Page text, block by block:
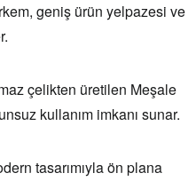
geniş ürün yelpazesi ve
çelikten üretilen Meşale
kullanım imkanı sunar.
tasarımıyla ön plana